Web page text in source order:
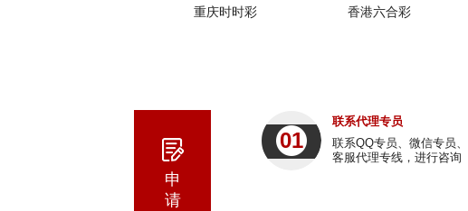
重庆时时彩 香港六合彩
申
请
01
联系代理专员
联系QQ专员、微信专员、
客服代理专线，进行咨询